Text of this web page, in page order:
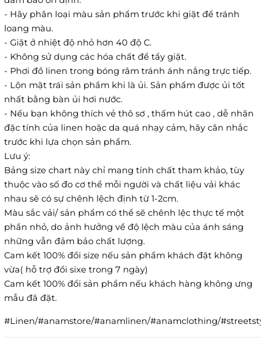
- Hãy phân loại màu sản phẩm trước khi giặt để tránh
loang màu.
- Giặt ở nhiệt độ nhỏ hơn 40 độ C.
- Không sử dụng các hóa chất để tẩy giặt.
- Phơi đồ linen trong bóng râm tránh ánh nắng trực tiếp.
- Lộn mặt trái sản phẩm khi là ủi. Sản phẩm được ủi tốt
nhất bằng bàn ủi hơi nước.
- Nếu bạn không thích vẻ thô sơ , thấm hút cao , dễ nhăn
đặc tính của linen hoặc da quá nhạy cảm, hãy cân nhắc
trước khi lựa chọn sản phẩm.
Lưu ý:
Bảng size chart này chỉ mang tính chất tham khảo, tùy
thuộc vào số đo cơ thể mỗi người và chất liệu vải khác
nhau sẽ có sự chênh lệch định từ 1-2cm.
Màu sắc vải/ sản phẩm có thể sẽ chênh lệc thực tế một
phần nhỏ, do ảnh hưởng về độ lệch màu của ánh sáng
những vẫn đảm bảo chất lượng.
Cam kết 100% đổi size nếu sản phẩm khách đặt không
vừa( hỗ trợ đổi sixe trong 7 ngày)
Cam kết 100% đổi sản phẩm nếu khách hàng không ưng
mẫu đã đặt.
#Linen/#anamstore/#anamlinen/#anamclothing/